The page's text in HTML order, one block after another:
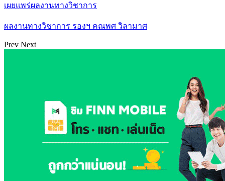
เผยแพร่ผลงานทางวิชาการ
ผลงานทางวิชาการ รองฯ คณพศ วิลามาศ
Prev Next